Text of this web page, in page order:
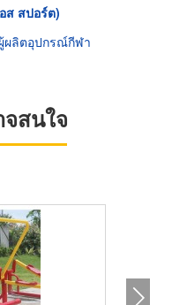
ส สปอร์ต)
ผลิตอุปกรณ์กีฬา
สนใจ